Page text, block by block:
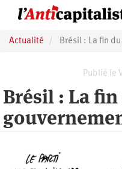
principal
Actualité Brésil : La fin
Publié le
Brésil : La